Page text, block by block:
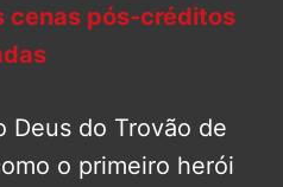
cenas pós-créditos
Deus do Trovão de
o primeiro herói